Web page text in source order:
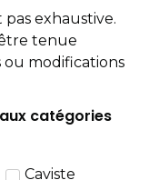
pas exhaustive.
être tenue
modifications
catégories
Caviste